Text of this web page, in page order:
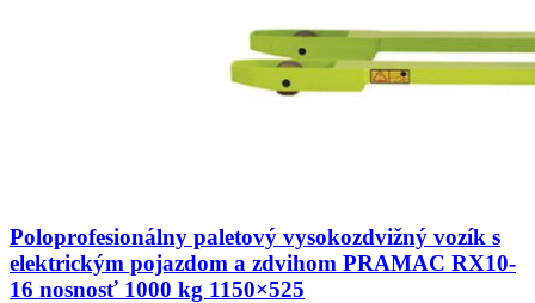
Poloprofesionálny paletový vysokozdvižný vozík s
elektrickým pojazdom a zdvihom PRAMAC RX10-
16 nosnosť 1000 kg 1150×525